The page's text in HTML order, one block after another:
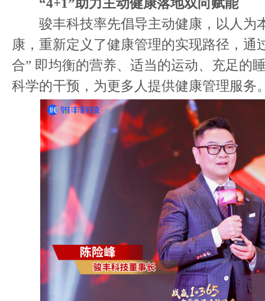
“4+1”助力主动健康落地双向赋能
骏丰科技率先倡导主动健康，以人为
康，重新定义了健康管理的实现路径，通
合” 即均衡的营养、适当的运动、充足的
科学的干预，为更多人提供健康管理服务